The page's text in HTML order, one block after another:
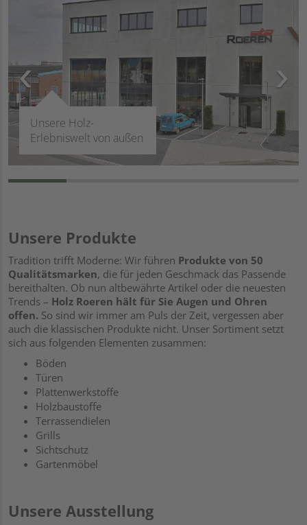
Unsere Holz-
Erlebniswelt von außen
Unsere Produkte
Tradition trifft Moderne: Wir führen Produkte von 50
Qualitätsmarken, die für jeden Geschmack das Passende
bereithalten. Ob nun altbewährte Artikel oder die neuesten
Trends – Holz Roeren hält für Sie Augen und Ohren
offen. So sind wir immer am Puls der Zeit, vergessen aber
auch die klassischen Produkte nicht. Unser Sortiment setzt
sich aus folgenden Elementen zusammen:
Böden
Türen
Plattenwerkstoffe
Holzbaustoffe
Terrassendielen
Grills
Sichtschutz
Gartenmöbel
Unsere Ausstellung